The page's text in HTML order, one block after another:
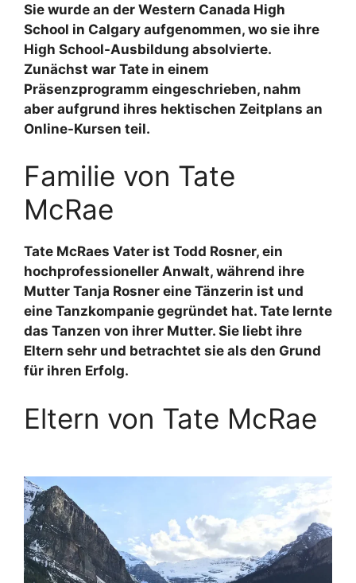
Sie wurde an der Western Canada High
School in Calgary aufgenommen, wo sie ihre
High School-Ausbildung absolvierte.
Zunächst war Tate in einem
Präsenzprogramm eingeschrieben, nahm
aber aufgrund ihres hektischen Zeitplans an
Online-Kursen teil.
Familie von Tate
McRae
Tate McRaes Vater ist Todd Rosner, ein
hochprofessioneller Anwalt, während ihre
Mutter Tanja Rosner eine Tänzerin ist und
eine Tanzkompanie gegründet hat. Tate lernte
das Tanzen von ihrer Mutter. Sie liebt ihre
Eltern sehr und betrachtet sie als den Grund
für ihren Erfolg.
Eltern von Tate McRae